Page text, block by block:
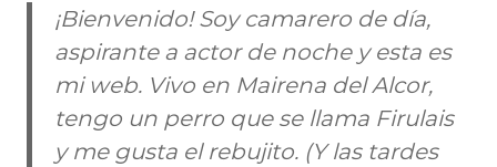
¡Bienvenido! Soy camarero de día,
aspirante a actor de noche y esta es
mi web. Vivo en Mairena del Alcor,
tengo un perro que se llama Firulais
y me gusta el rebujito. (Y las tardes